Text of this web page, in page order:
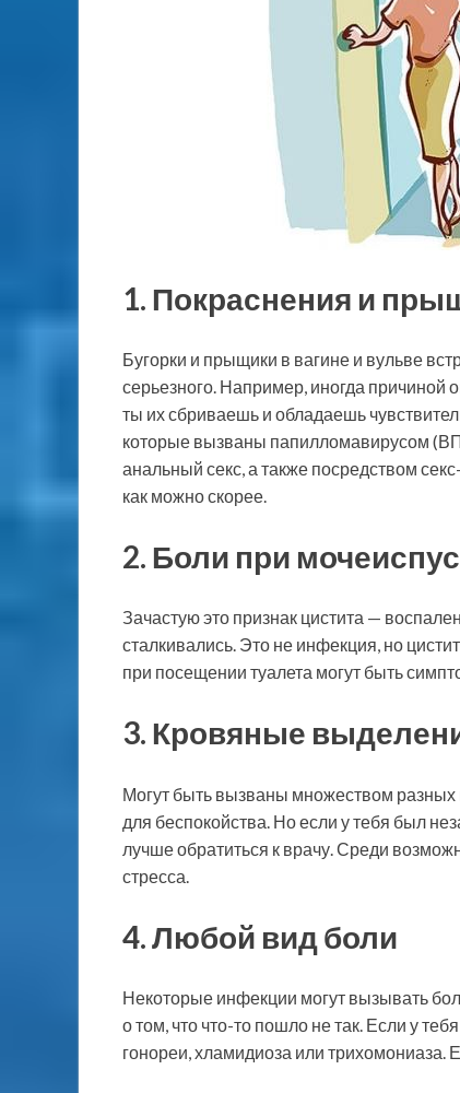
1. Покраснения и
Бугорки и прыщики в вагине и вульве
серьезного. Например, иногда причиной
ты их сбриваешь и обладаешь
которые вызваны папилломавирусом
анальный секс, а также посредством
как можно скорее.
2. Боли при
Зачастую это признак цистита —
сталкивались. Это не инфекция, но
при посещении туалета могут быть
3. Кровяные
Могут быть вызваны множеством разных
для беспокойства. Но если у тебя был
лучше обратиться к врачу. Среди
стресса.
4. Любой вид боли
Некоторые инфекции могут вызывать
о том, что что-то пошло не так. Если у
гонореи, хламидиоза или трихомониаза.